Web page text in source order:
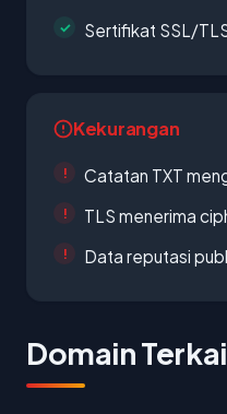
Sertifikat SSL/
Kekurangan
Catatan TXT
TLS menerima
Data reputasi
Domain